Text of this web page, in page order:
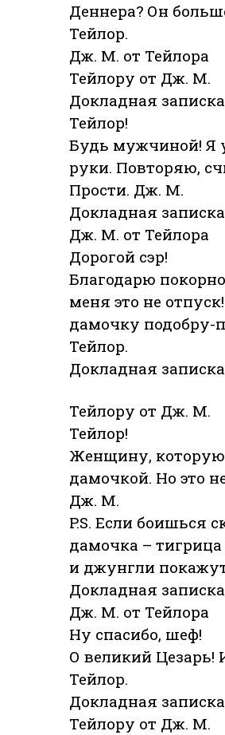
Деннера? Он
Тейлор.
Дж. М. от Тейлора
Тейлору от Дж. М.
Докладная записка
Тейлор!
Будь мужчиной! Я
руки. Повторяю,
Прости. Дж. М.
Докладная записка
Дж. М. от Тейлора
Дорогой сэр!
Благодарю
меня это не
дамочку подобру-
Тейлор.
Докладная записка
Тейлору от Дж. М.
Тейлор!
Женщину, которую
дамочкой. Но это
Дж. М.
P.S. Если боишься
дамочка –
и джунгли
Докладная записка
Дж. М. от Тейлора
Ну спасибо, шеф!
О великий Цезарь!
Тейлор.
Докладная записка
Тейлору от Дж. М.